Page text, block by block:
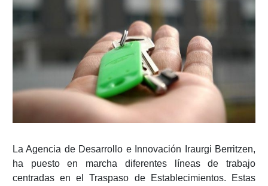
La Agencia de Desarrollo e Innovación Iraurgi Berritzen,
ha puesto en marcha diferentes líneas de trabajo
centradas en el Traspaso de Establecimientos. Estas